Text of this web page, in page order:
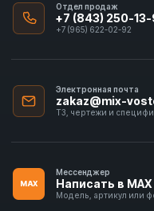
Отдел продаж
+7 (843) 250-13-
+7 (965) 622-02-92
Электронная почта
zakaz@mix-
ТЗ, чертежи и
MAX
Мессенджер
Написать в MAX
Модель, артикул или